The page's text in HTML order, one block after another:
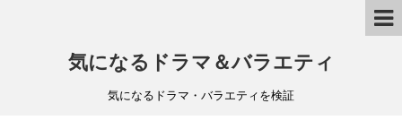
気になるドラマ＆バラエティ
気になるドラマ・バラエティを検証